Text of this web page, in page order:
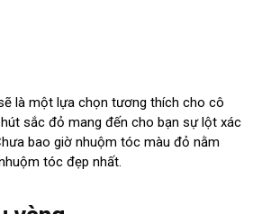
là một lựa chọn tương thích cho cô
sắc đỏ mang đến cho bạn sự lột xác
bao giờ nhuộm tóc màu đỏ nằm
tóc đẹp nhất.